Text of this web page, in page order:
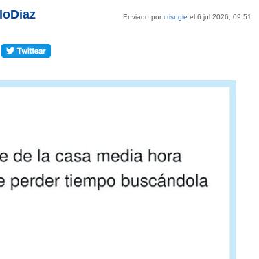
Enviado porcrisngie el 6 jul 2026, 09:51